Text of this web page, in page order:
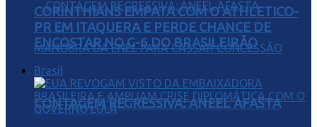
CONTAGEM REGRESSIVA: ANEEL AFASTA
CORINTHIANS EMPATA COM O ATHLETICO-
PR EM ITAQUERA E PERDE CHANCE DE
ENCOSTAR NO G-6 DO BRASILEIRÃO
Brasil